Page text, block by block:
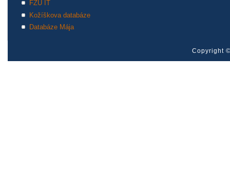
FZU IT
Kožíškova databáze
Databáze Mája
Copyright